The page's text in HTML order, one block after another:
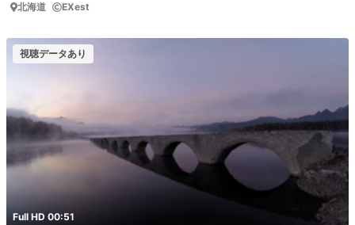
北海道 EXest
視聴データあり
Full HD 00:51